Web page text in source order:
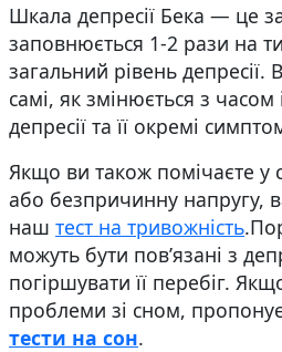
Шкала депресії Бека — це
заповнюється 1-2 рази на
загальний рівень
самі, як змінюється з часом
депресії та її окремі
Якщо ви також помічаєте у
або безпричинну напругу,
наш тест на тривожність
можуть бути пов’язані з
погіршувати її перебіг.
проблеми зі сном,
тести на сон.